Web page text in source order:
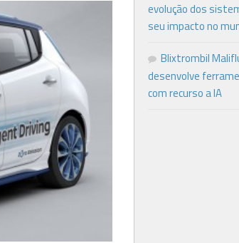
evolução dos
seu impacto no
Blixtrombil
desenvolve
com recurso a IA